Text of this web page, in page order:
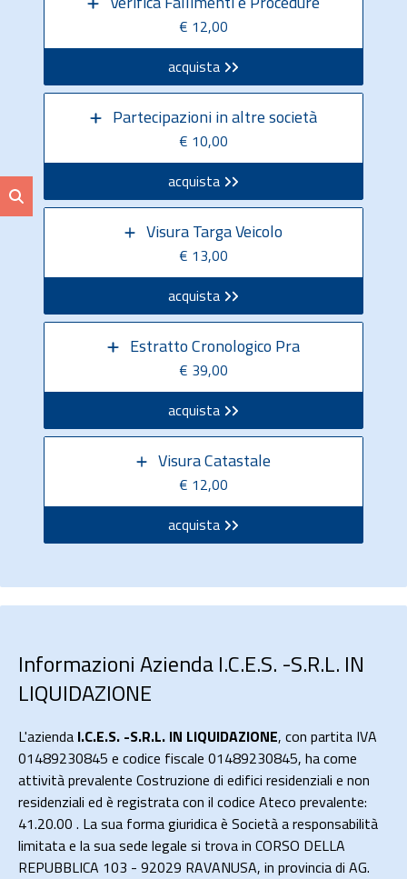
€ 12,00
acquista
Partecipazioni in altre società
€ 10,00
acquista
Visura Targa Veicolo
€ 13,00
acquista
Estratto Cronologico Pra
€ 39,00
acquista
Visura Catastale
€ 12,00
acquista
Informazioni Azienda I.C.E.S. -S.R.L. IN
LIQUIDAZIONE
L'azienda I.C.E.S. -S.R.L. IN LIQUIDAZIONE, con partita IVA
01489230845 e codice fiscale 01489230845, ha come
attività prevalente Costruzione di edifici residenziali e non
residenziali ed è registrata con il codice Ateco prevalente:
41.20.00 . La sua forma giuridica è Società a responsabilità
limitata e la sua sede legale si trova in CORSO DELLA
REPUBBLICA 103 - 92029 RAVANUSA, in provincia di AG.